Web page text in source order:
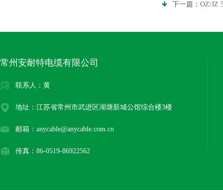
下一篇： OZ/JZ
常州安耐特电缆有限公司
联系人：黄
地址：江苏省常州市武进区湖塘新城公馆综合楼3楼
邮箱：anycable@anycable.com.cn
传真：86-0519-86922562